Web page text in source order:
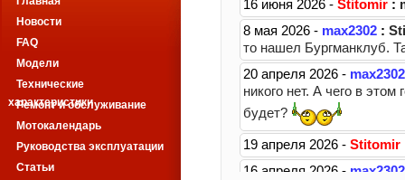
Новости
FAQ
Модели
Технические
характеристики
Ремонт и обслуживание
Мотокалендарь
Руководства эксплуатации
Статьи